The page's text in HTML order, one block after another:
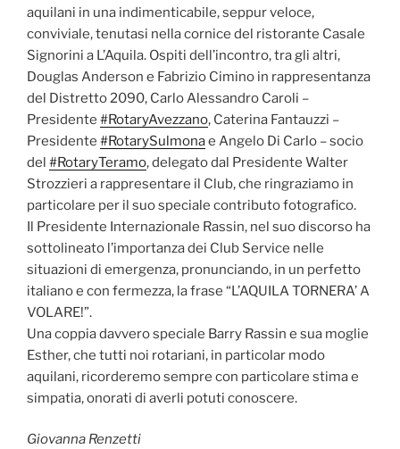
aquilani in una indimenticabile, seppur veloce,
conviviale, tenutasi nella cornice del ristorante Casale
Signorini a L’Aquila. Ospiti dell’incontro, tra gli altri,
Douglas Anderson e Fabrizio Cimino in rappresentanza
del Distretto 2090, Carlo Alessandro Caroli –
Presidente #RotaryAvezzano, Caterina Fantauzzi –
Presidente #RotarySulmonae Angelo Di Carlo – socio
del #RotaryTeramo, delegato dal Presidente Walter
Strozzieri a rappresentare il Club, che ringraziamo in
particolare per il suo speciale contributo fotografico.
Il Presidente Internazionale Rassin, nel suo discorso ha
sottolineato l’importanza dei Club Service nelle
situazioni di emergenza, pronunciando, in un perfetto
italiano e con fermezza, la frase “L’AQUILA TORNERA’ A
VOLARE!”.
Una coppia davvero speciale Barry Rassin e sua moglie
Esther, che tutti noi rotariani, in particolar modo
aquilani, ricorderemo sempre con particolare stima e
simpatia, onorati di averli potuti conoscere.
Giovanna Renzetti